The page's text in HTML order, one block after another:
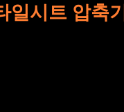
일시트 압축